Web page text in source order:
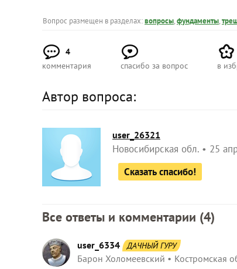
Вопрос размещен в разделах:вопросы,фундаменты,
4
комментария
спасибо за вопрос в
Автор вопроса:
user_26321
Новосибирская обл.
25
Сказать спасибо!
Все ответы и комментарии (4)
user_6334 ДАЧНЫЙ ГУРУ
Барон Холомеевский Костромская